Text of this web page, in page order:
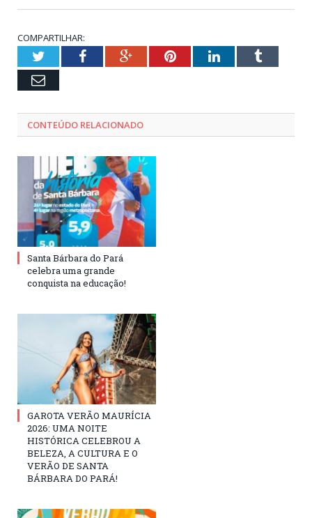
COMPARTILHAR:
TwitterFacebookGoogle+PinterestLinkedInTumblr
Email
CONTEÚDO RELACIONADO
Santa Bárbara do Pará
celebra uma grande
conquista na educação!
GAROTA VERÃO MAURÍCIA
2026: UMA NOITE
HISTÓRICA CELEBROU A
BELEZA, A CULTURA E O
VERÃO DE SANTA
BÁRBARA DO PARÁ!